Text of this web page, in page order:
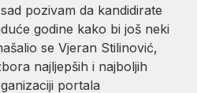
pozivam da kandidirate
godine kako bi još neki
se Vjeran Stilinović,
najljepših i najboljih
portala